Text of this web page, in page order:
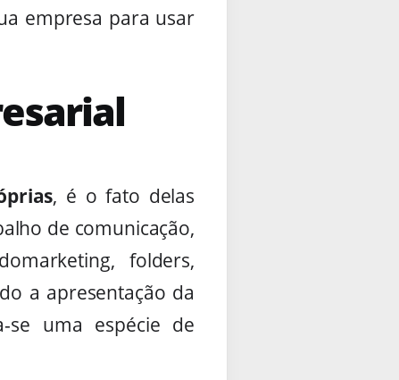
empresa para usar
, é o fato delas
de comunicação,
folders,
a apresentação da
uma espécie de